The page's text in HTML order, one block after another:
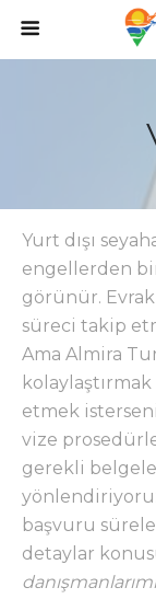
Yurt dışı
engellerden
görünür.
süreci takip
Ama Almira
etmek
vize
gerekli
başvuru
detaylar